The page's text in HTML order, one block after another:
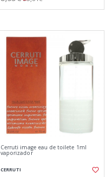
Cerruti image eau de toilete 1ml
vaporizador
CERRUTI